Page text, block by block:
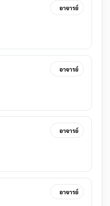
อาจารย์
อาจารย์
อาจารย์
อาจารย์